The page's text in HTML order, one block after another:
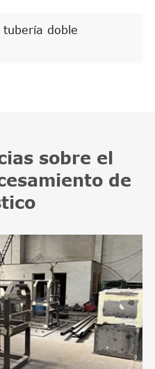
tubería doble
sobre el
de